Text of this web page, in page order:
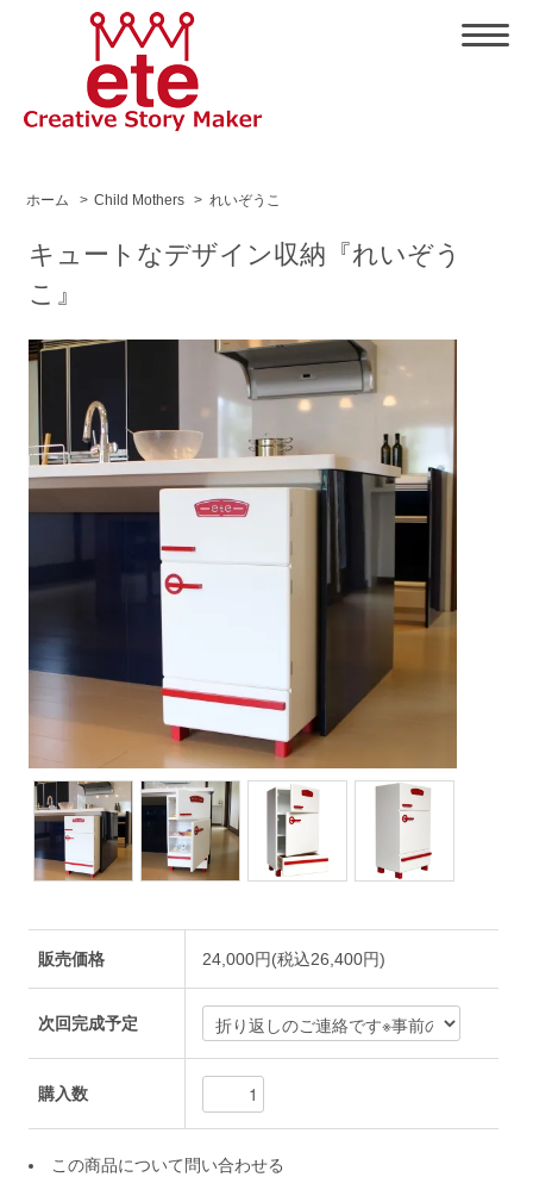
ホーム > Child Mothers > れいぞうこ
キュートなデザイン収納『れいぞう
こ』
販売価格 24,000円(税込26,400円)
次回完成予定
購入数
この商品について問い合わせる